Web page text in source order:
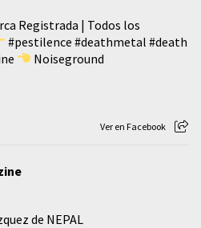
Registrada | Todos los
#pestilence #deathmetal #death
Noiseground
Ver en Facebook
de NEPAL